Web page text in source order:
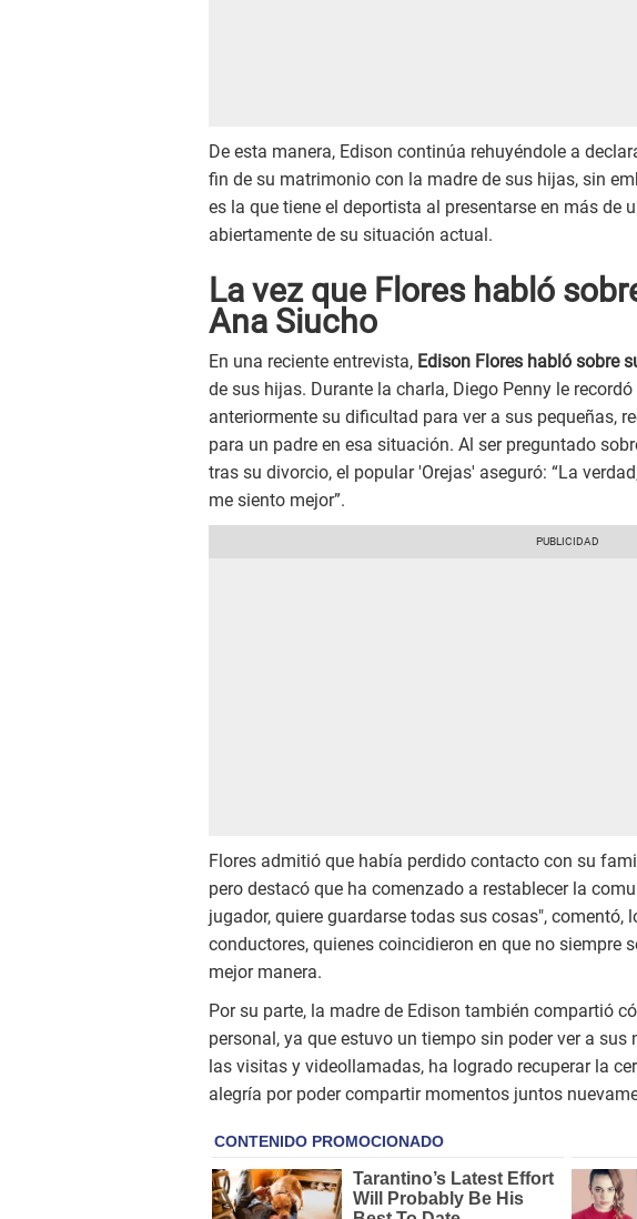
De esta manera, Edison continúa rehuyéndole a
fin de su matrimonio con la madre de sus hijas, sin
es la que tiene el deportista al presentarse en más de
abiertamente de su situación actual.
La vez que Flores habló
Ana Siucho
En una reciente entrevista, Edison Flores habló sobre
de sus hijas. Durante la charla, Diego Penny le
anteriormente su dificultad para ver a sus pequeñas,
para un padre en esa situación. Al ser preguntado
tras su divorcio, el popular 'Orejas' aseguró: “La
me siento mejor”.
Flores admitió que había perdido contacto con su
pero destacó que ha comenzado a restablecer la
jugador, quiere guardarse todas sus cosas", comentó,
conductores, quienes coincidieron en que no siempre
mejor manera.
Por su parte, la madre de Edison también compartió
personal, ya que estuvo un tiempo sin poder ver a
las visitas y videollamadas, ha logrado recuperar la
alegría por poder compartir momentos juntos